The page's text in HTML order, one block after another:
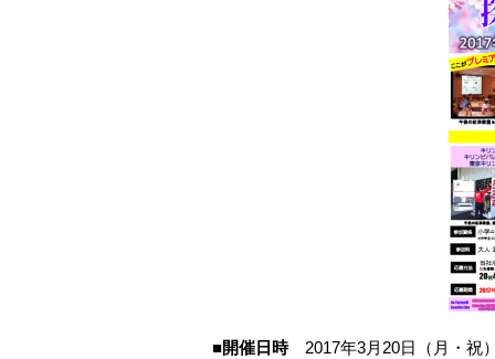
■開催日時2017年3月20日（月・祝